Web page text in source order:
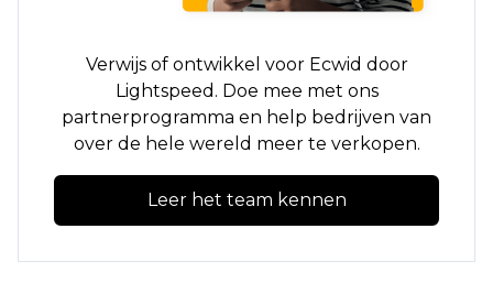
Verwijs of ontwikkel voor Ecwid door
Lightspeed. Doe mee met ons
partnerprogramma en help bedrijven van
over de hele wereld meer te verkopen.
Leer het team kennen